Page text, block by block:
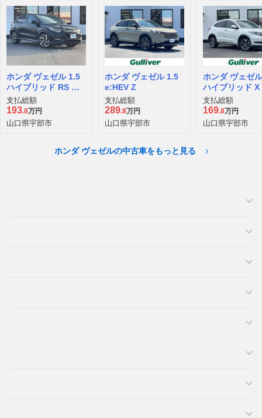
ホンダ ヴェゼル 1.5
ハイブリッド RS ホ
ンダセンシング
支払総額
193.8万円
山口県宇部市
ホンダ ヴェゼル 1.5
e:HEV Z
支払総額
289.8万円
山口県宇部市
ホンダ ヴェゼ
ハイブリッド X
ダセンシング
アント スタイ
ィション
支払総額
169.8万円
山口県宇部市
ホンダ ヴェゼルの中古車をもっと見る